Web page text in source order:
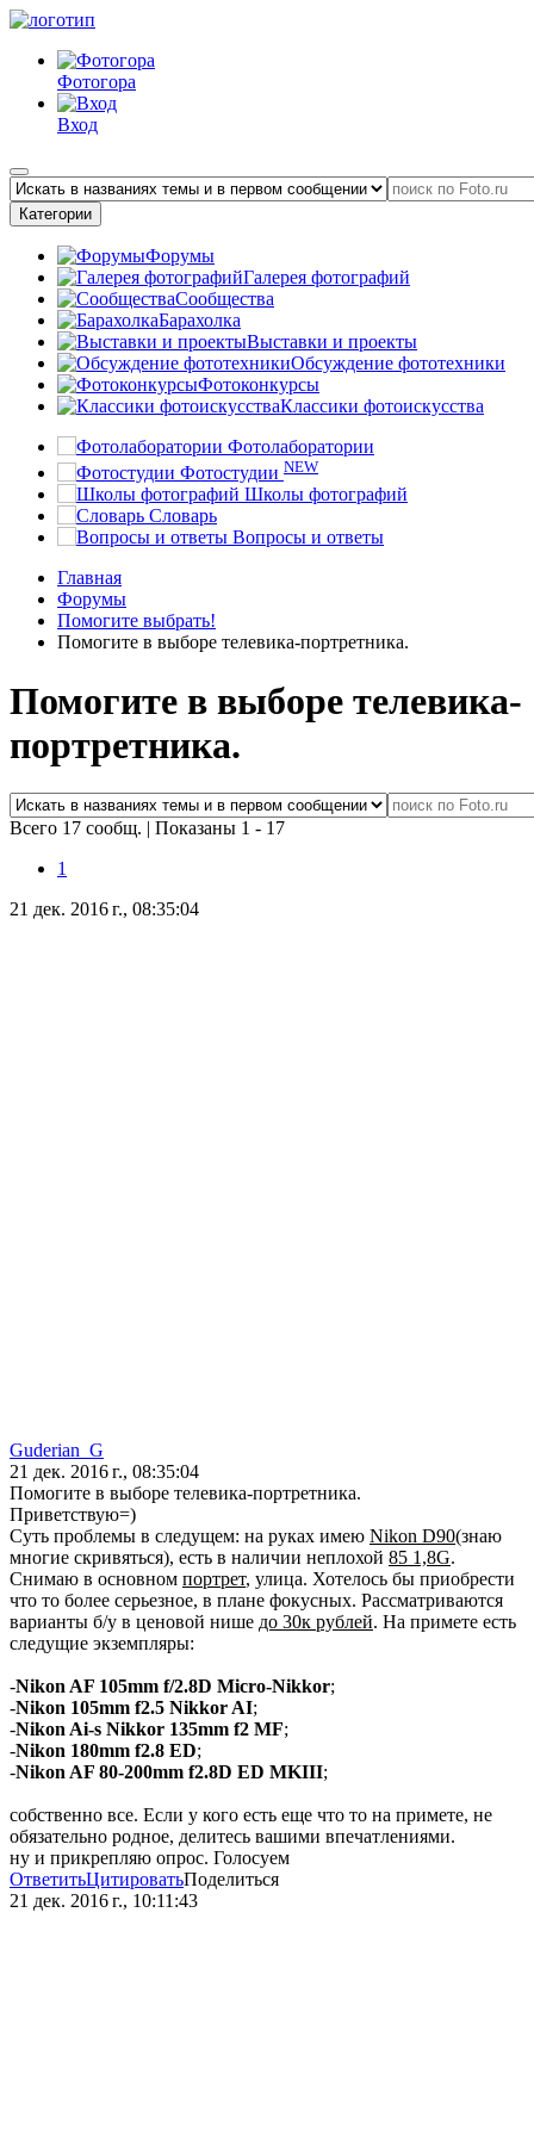
Фотогора
Вход
Категории
Форумы
Галерея фотографий
Сообщества
Барахолка
Выставки и проекты
Обсуждение фототехники
Фотоконкурсы
Классики фотоискусства
Фотолаборатории
Фотостудии NEW
Школы фотографий
Словарь
Вопросы и ответы
Главная
Форумы
Помогите выбрать!
Помогите в выборе телевика-портретника.
Помогите в выборе телевика-
портретника.
Всего 17 сообщ. | Показаны 1 - 17
1
21 дек. 2016 г., 08:35:04
Guderian_G
21 дек. 2016 г., 08:35:04
Помогите в выборе телевика-портретника.
Приветствую=)
Суть проблемы в следущем: на руках имею Nikon D90(знаю
многие скривяться), есть в наличии неплохой 85 1,8G.
Снимаю в основном портрет, улица. Хотелось бы приобрести
что то более серьезное, в плане фокусных. Рассматриваются
варианты б/у в ценовой нише до 30к рублей. На примете есть
следущие экземпляры:
-Nikon AF 105mm f/2.8D Micro-Nikkor;
-Nikon 105mm f2.5 Nikkor AI;
-Nikon Ai-s Nikkor 135mm f2 MF;
-Nikon 180mm f2.8 ED;
-Nikon AF 80-200mm f2.8D ED MKIII;
собственно все. Если у кого есть еще что то на примете, не
обязательно родное, делитесь вашими впечатлениями.
ну и прикрепляю опрос. Голосуем
ОтветитьЦитироватьПоделиться
21 дек. 2016 г., 10:11:43